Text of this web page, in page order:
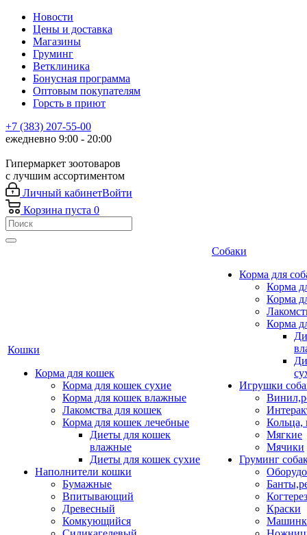
Новости
Цены и доставка
Магазины
Груминг
Ветклиника
Бонусная программа
Оптовым покупателям
Горсть в приют
+7 (383) 207-55-00
ежедневно 9:00 - 20:00
Гипермаркет зоотоваров
с лучшим ассортиментом
Личный кабинетВойти
Корзина пуста 0
Кошки
Корма для кошек
Корма для кошек сухие
Корма для кошек влажные
Лакомства для кошек
Корма для кошек лечебные
Диеты для кошек
влажные
Диеты для кошек сухие
Наполнители кошки
Бумажные
Впитывающий
Древесный
Комкующийся
Собаки
Корма для
Корма
Корма
Корма
Игрушки
Кольца,
Мягкие
Мячики
Груминг
Краски